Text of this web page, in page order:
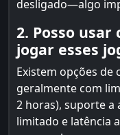
desligado—algo
2. Posso
jogar esses
Existem opções de
geralmente com
2 horas), suporte a
limitado e latência